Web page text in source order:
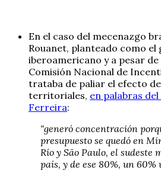
En el caso del mecenazgo
Rouanet, planteado como
iberoamericano y a pesar
Comisión Nacional de
trataba de paliar el efecto
territoriales, en palabras
Ferreira:
“generó concentración
presupuesto se quedó en
Río y São Paulo, el sudeste
país, y de ese 80%, un 60%